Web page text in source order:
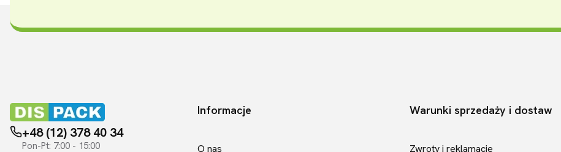
+48 (12) 378 40 34
Pon-Pt: 7:00 - 15:00
Linki w stopce
Informacje
O nas
Warunki sprzedaży i dostaw
Zwroty i reklamacje